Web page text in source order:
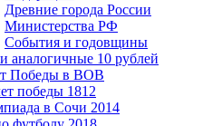
Древние города России
Министерства РФ
События и годовщины
аналогичные 10 рублей
Победы в ВОВ
победы 1812
в Сочи 2014